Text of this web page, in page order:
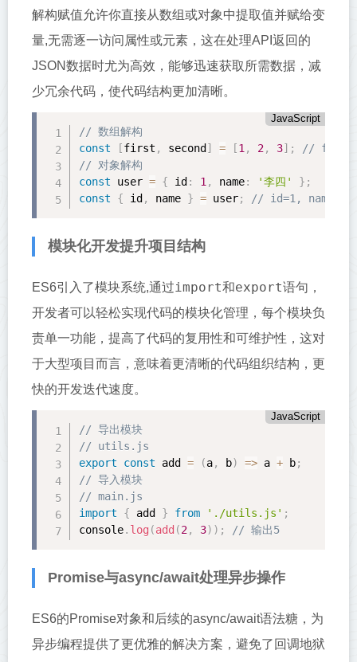
解构赋值允许你直接从数组或对象中提取值并赋给变
量,无需逐一访问属性或元素，这在处理API返回的
JSON数据时尤为高效，能够迅速获取所需数据，减
少冗余代码，使代码结构更加清晰。
JavaScript
// 数组解构
const
[first , second ] = [1 , 2, 3] ;
//
// 对象解构
const user = { id : 1 , name: '李四' } ;
const
{ id , name } = user; // id=1, name='
模块化开发提升项目结构
ES6引入了模块系统,通过import和export语句，
开发者可以轻松实现代码的模块化管理，每个模块负
责单一功能，提高了代码的复用性和可维护性，这对
于大型项目而言，意味着更清晰的代码组织结构，更
快的开发迭代速度。
JavaScript
// 导出模块
// utils.js
export
const add = (a, b) => a + b;
// 导入模块
// main.js
import
{ add } from './utils.js' ;
console. log (add (2, 3) ) ; // 输出5
Promise与async/await处理异步操作
ES6的Promise对象和后续的async/await语法糖，为
异步编程提供了更优雅的解决方案，避免了回调地狱